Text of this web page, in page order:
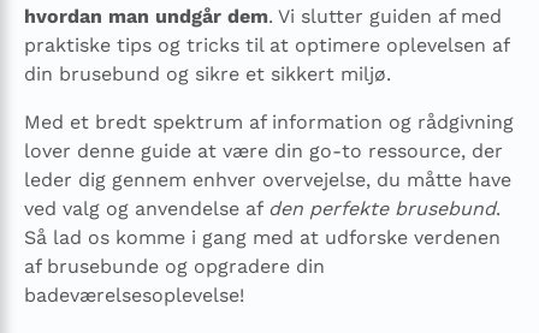
hvordan man undgår dem. Vi slutter guiden af med
praktiske tips og tricks til at optimere oplevelsen af
din brusebund og sikre et sikkert miljø.
Med et bredt spektrum af information og rådgivning
lover denne guide at være din go-to ressource, der
leder dig gennem enhver overvejelse, du måtte have
ved valg og anvendelse af den perfekte brusebund.
Så lad os komme i gang med at udforske verdenen
af brusebunde og opgradere din
badeværelsesoplevelse!